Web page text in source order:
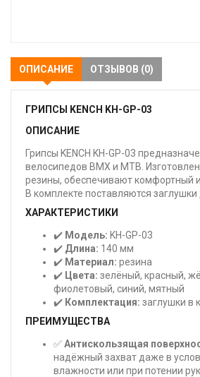
ОПИСАНИЕ ОТЗЫВОВ (0)
ГРИПСЫ KENCH KH-GP-03
ОПИСАНИЕ
Грипсы KENCH KH-GP-03
велосипедов BMX и MTB.
резины, обеспечивают комфортный
В комплекте поставляются заглушки
ХАРАКТЕРИСТИКИ
✔️ Модель: KH-GP-03
✔️ Длина: 140 мм
✔️ Материал: резина
✔️ Цвета: зелёный, красный,
фиолетовый, синий, мятный
✔️ Комплектация: заглушки в
ПРЕИМУЩЕСТВА
✅Антискользящая
надёжный захват даже в
влажности или при потении рук.